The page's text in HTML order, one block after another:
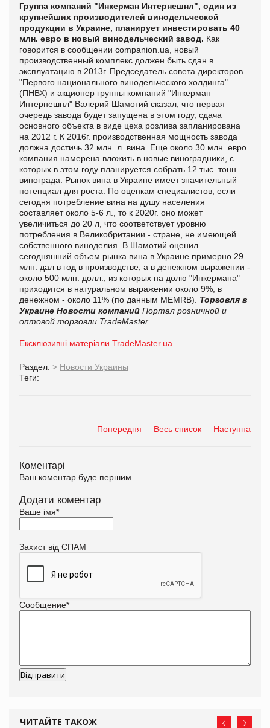
Группа компаний "Инкерман Интернешнл", один из
крупнейших производителей винодельческой
продукции в Украине, планирует инвестировать 40
млн. евро в новый винодельческий завод. Как
говорится в сообщении companion.ua, новый
производственный комплекс должен быть сдан в
эксплуатацию в 2013г. Председатель совета директоров
"Первого национального винодельческого холдинга"
(ПНВХ) и акционер группы компаний "Инкерман
Интернешнл" Валерий Шамотий сказал, что первая
очередь завода будет запущена в этом году, сдача
основного объекта в виде цеха розлива запланирована
на 2012 г. К 2016г. производственная мощность завода
должна достичь 32 млн. л. вина. Еще около 30 млн. евро
компания намерена вложить в новые виноградники, с
которых в этом году планируется собрать 12 тыс. тонн
винограда. Рынок вина в Украине имеет значительный
потенциал для роста. По оценкам специалистов, если
сегодня потребление вина на душу населения
составляет около 5-6 л., то к 2020г. оно может
увеличиться до 20 л, что соответствует уровню
потребления в Великобритании - стране, не имеющей
собственного виноделия. В.Шамотий оценил
сегодняшний объем рынка вина в Украине примерно 29
млн. дал в год в производстве, а в денежном выражении -
около 500 млн. долл., из которых на долю "Инкермана"
приходится в натуральном выражении около 9%, в
денежном - около 11% (по данным МEМRB). Торговля в
Украине Новости компаний Портал розничной и
оптовой торговли TradeMaster
Ексклюзивні матеріали TradeMaster.ua
Раздел: > Новости Украины
Теги:
Попередня Весь список Наступна
Коментарі
Ваш коментар буде першим.
Додати коментар
Ваше імя*
Захист від СПАМ
Сообщение*
ЧИТАЙТЕ ТАКОЖ